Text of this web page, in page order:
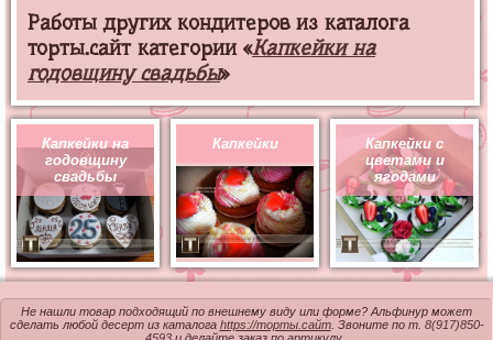
Работы других кондитеров из каталога
торты.сайт категории «Капкейки на
годовщину свадьбы»
Капкейки на
годовщину
свадьбы
Капкейки
Капкейки с
цветами и
ягодами
Не нашли товар подходящий по внешнему виду или форме? Альфинур может
сделать любой десерт из каталога https://торты.сайт. Звоните по т. 8(917)850-